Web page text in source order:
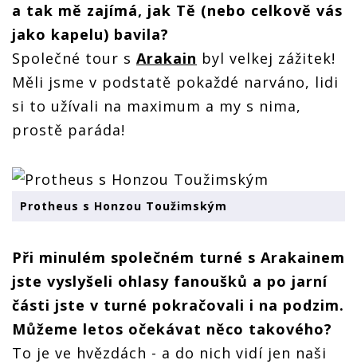
a tak mě zajímá, jak Tě (nebo celkově vás
jako kapelu) bavila?
Společné tour s Arakain byl velkej zážitek!
Měli jsme v podstatě pokaždé narváno, lidi
si to užívali na maximum a my s nima,
prostě paráda!
Protheus s Honzou Toužimským
Při minulém společném turné s Arakainem
jste vyslyšeli ohlasy fanoušků a po jarní
části jste v turné pokračovali i na podzim.
Můžeme letos očekávat něco takového?
To je ve hvězdách - a do nich vidí jen naši